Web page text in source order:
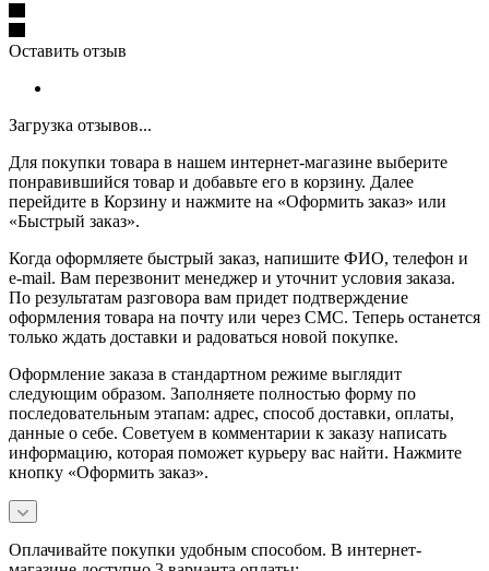
Оставить отзыв
Загрузка отзывов...
Для покупки товара в нашем интернет-магазине выберите
понравившийся товар и добавьте его в корзину. Далее
перейдите в Корзину и нажмите на «Оформить заказ» или
«Быстрый заказ».
Когда оформляете быстрый заказ, напишите ФИО, телефон и
e-mail. Вам перезвонит менеджер и уточнит условия заказа.
По результатам разговора вам придет подтверждение
оформления товара на почту или через СМС. Теперь останется
только ждать доставки и радоваться новой покупке.
Оформление заказа в стандартном режиме выглядит
следующим образом. Заполняете полностью форму по
последовательным этапам: адрес, способ доставки, оплаты,
данные о себе. Советуем в комментарии к заказу написать
информацию, которая поможет курьеру вас найти. Нажмите
кнопку «Оформить заказ».
Оплачивайте покупки удобным способом. В интернет-